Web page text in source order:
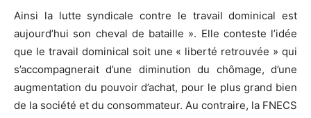
Ainsi la lutte syndicale contre le travail dominical est
aujourd’hui son cheval de bataille ». Elle conteste l’idée
que le travail dominical soit une « liberté retrouvée » qui
s’accompagnerait d’une diminution du chômage, d’une
augmentation du pouvoir d’achat, pour le plus grand bien
de la société et du consommateur. Au contraire, la FNECS